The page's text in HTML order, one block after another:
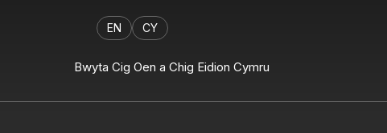
EN CY
Bwyta Cig Oen a Chig Eidion Cymru